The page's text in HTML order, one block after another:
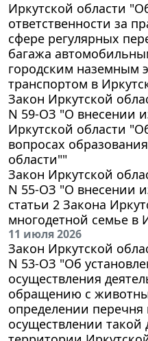
Иркутской области
ответственности за
сфере регулярных
багажа
городским наземным
транспортом в
Закон Иркутской
N 59-ОЗ "О внесении
Иркутской области
вопросах
области""
Закон Иркутской
N 55-ОЗ "О внесении
статьи 2 Закона
многодетной семье в
11 июля 2026
Закон Иркутской
N 53-ОЗ "Об
осуществления
обращению с
определении
осуществлении такой